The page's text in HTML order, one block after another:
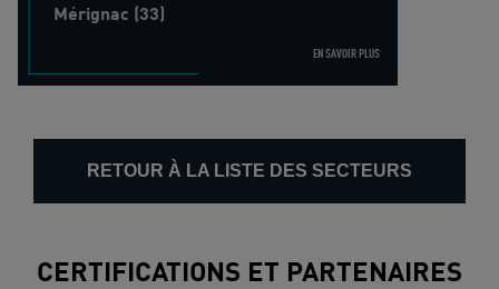
Mérignac (33)
EN SAVOIR PLUS
RETOUR À LA LISTE DES SECTEURS
CERTIFICATIONS ET PARTENAIRES